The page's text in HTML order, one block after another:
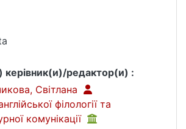
керівник(и)/редактор(и) :
Світлана
філології та
комунікації